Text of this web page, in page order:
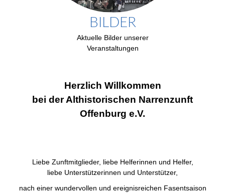
BILDER
Aktuelle Bilder unserer
Veranstaltungen
Herzlich Willkommen
bei der Althistorischen Narrenzunft
Offenburg e.V.
Liebe Zunftmitglieder, liebe Helferinnen und Helfer,
liebe Unterstützerinnen und Unterstützer,
nach einer wundervollen und ereignisreichen Fasentsaison